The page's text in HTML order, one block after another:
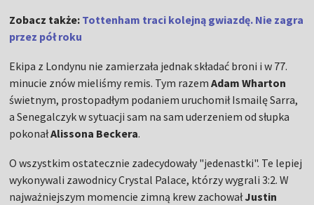
Zobacz także: Tottenham traci kolejną gwiazdę. Nie zagra
przez pół roku
Ekipa z Londynu nie zamierzała jednak składać broni i w 77.
minucie znów mieliśmy remis. Tym razemAdam Wharton
świetnym, prostopadłym podaniem uruchomił Ismailę Sarra,
a Senegalczyk w sytuacji sam na sam uderzeniem od słupka
pokonałAlissona Beckera.
O wszystkim ostatecznie zadecydowały "jedenastki". Te lepiej
wykonywali zawodnicy Crystal Palace, którzy wygrali 3:2. W
najważniejszym momencie zimną krew zachowałJustin